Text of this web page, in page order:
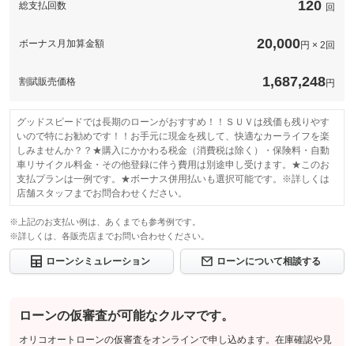
総支払回数 120 回
ボーナス月加算金額 20,000円 × 2回
割賦販売価格 1,687,248円
グッドスピードでは長期のローンがおすすめ！！ＳＵＶは残価も残りやす
いので特にお勧めです！！お手元に現金を残して、快適なカーライフを楽
しみませんか？？★購入にかかわる税金（消費税は除く）・保険料・自動
車リサイクル料金・その他登録に伴う費用は別途申し受けます。★このお
支払プランは一例です。★ボーナス併用払いも選択可能です。※詳しくは
店舗スタッフまでお問合わせください。
※上記のお支払い例は、あくまでも参考例です。
※詳しくは、各販売店までお問い合わせください。
ローンシミュレーション ローンについて相談する
ローンの仮審査が可能なクルマです。
オリコオートローンの仮審査をオンラインで申し込めます。在庫確認や見